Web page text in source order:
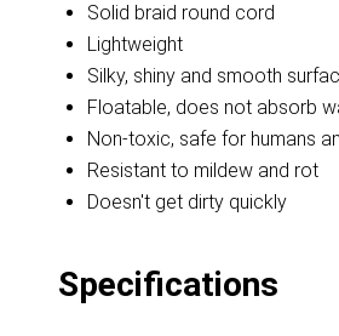
Solid braid round cord
Lightweight
Silky, shiny and smooth
Floatable, does not absorb
Non-toxic, safe for humans
Resistant to mildew and rot
Doesn't get dirty quickly
Specifications